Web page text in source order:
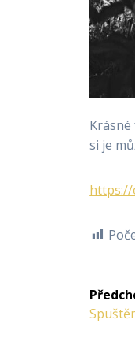
si je
https://
pro